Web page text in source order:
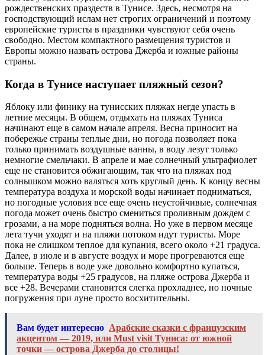
рождественских праздеств в Тунисе. Здесь, несмотря на
господствующий ислам нет строгих ограничений и поэтому
европейские туристы в праздники чувствуют себя очень
свободно. Местом компактного размещения туристов и
Европы можно назвать острова Джерба и южные районы
страны.
Когда в Тунисе наступает пляжный сезон?
Яблоку или финику на тунисских пляжах негде упасть в
летние месяцы. В общем, отдыхать на пляжах Туниса
начинают еще в самом начале апреля. Весна приносит на
побережье страны теплые дни, но погода позволяет пока
только принимать воздушные ванны, в воду лезут только
немногие смельчаки. В апреле и мае солнечный ультрафиолет
еще не становится обжигающим, так что на пляжах под
солнышком можно валяться хоть круглый день. К концу весны
температура воздуха и морской воды начинает подниматься,
но погодные условия все еще очень неустойчивые, солнечная
погода может очень быстро смениться проливным дождем с
грозами, а на море подняться волна. Но уже в первом месяце
лета тучи уходят и на пляжи потоком идут туристы. Море
пока не слишком теплое для купания, всего около +21 градуса.
Далее, в июле и в августе воздух и море прогреваются еще
больше. Теперь в воде уже довольно комфортно купаться,
температура воды +25 градусов, на пляже острова Джерба и
все +28. Вечерами становится слегка прохладнее, но ночные
погружения при луне просто восхитительны.
Вам будет интересно Арабские сказки с французским
акцентом — 2019, или Must visit Туниса: от южной
точки — острова Джерба до столицы!